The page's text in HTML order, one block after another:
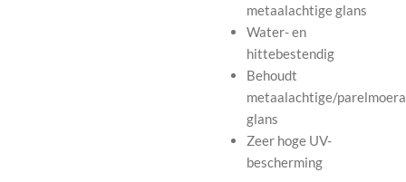
metaalachtige glans
Water- en
hittebestendig
Behoudt
metaalachtige/
glans
Zeer hoge UV-
bescherming